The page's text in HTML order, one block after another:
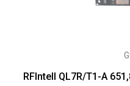
RFIntell QL7R/T1-A